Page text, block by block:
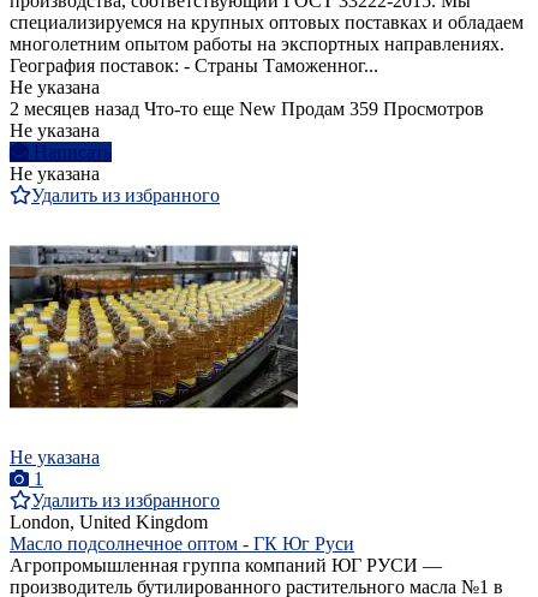
специализируемся на крупных оптовых поставках и обладаем
многолетним опытом работы на экспортных направлениях.
География поставок: - Страны Таможенног...
Не указана
2 месяцев назад Что-то еще New Продам 359 Просмотров
Не указана
Написать
Не указана
Удалить из избранного
Не указана
1
Удалить из избранного
London, United Kingdom
Масло подсолнечное оптом - ГК Юг Руси
Агропромышленная группа компаний ЮГ РУСИ —
производитель бутилированного растительного масла №1 в